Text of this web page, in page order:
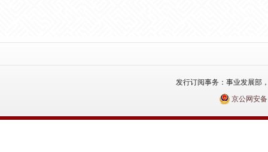
发行订阅事务：事业发展部
京公网安备